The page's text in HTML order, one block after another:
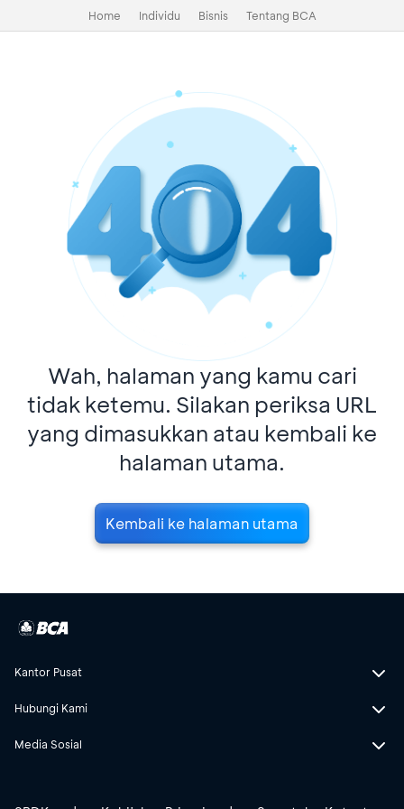
Home Individu Bisnis Tentang BCA
Wah, halaman yang kamu cari
tidak ketemu. Silakan periksa URL
yang dimasukkan atau kembali ke
halaman utama.
Kembali ke halaman utama
Kantor Pusat
Hubungi Kami
Media Sosial